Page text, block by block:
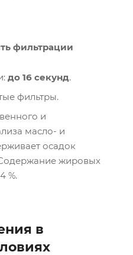
фильтрации
до 16 секунд.
фильтры.
и
масло- и
осадок
жировых
%.
в